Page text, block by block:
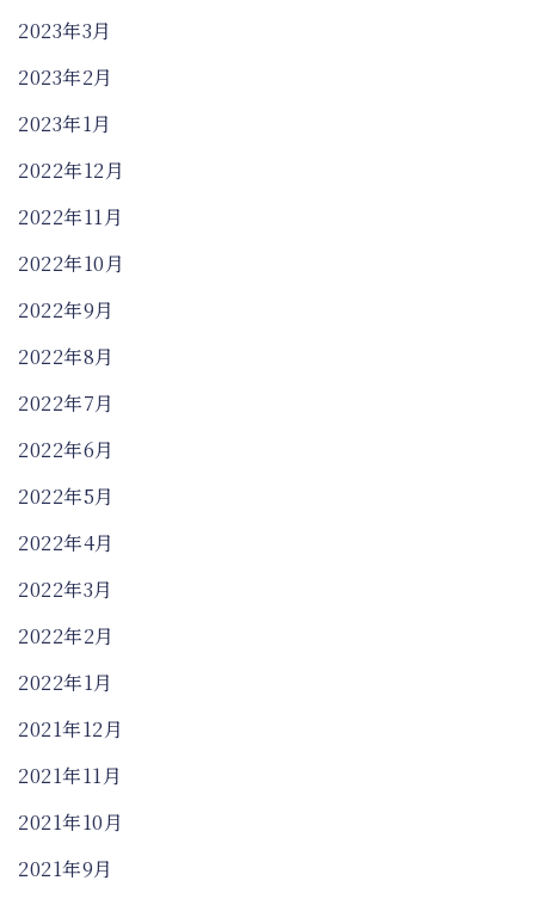
2023年3月
2023年2月
2023年1月
2022年12月
2022年11月
2022年10月
2022年9月
2022年8月
2022年7月
2022年6月
2022年5月
2022年4月
2022年3月
2022年2月
2022年1月
2021年12月
2021年11月
2021年10月
2021年9月